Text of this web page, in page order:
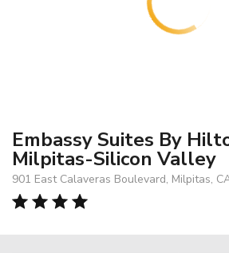
Embassy Suites By
Milpitas-Silicon Valley
901 East Calaveras Boulevard, Milpitas,